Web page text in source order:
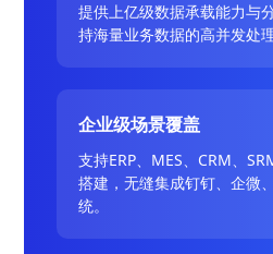
提供上亿级数据承载能力与
持海量业务数据的高并发处理
企业级场景覆盖
支持ERP、MES、CRM、
搭建，无缝集成钉钉、企微
统。